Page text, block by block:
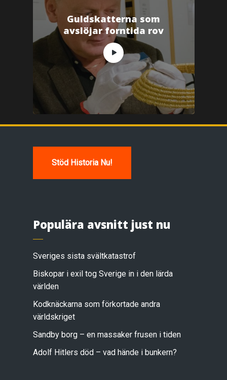
Guldskatterna som
avslöjar forntida rov
Stöd Historia Nu!
Populära avsnitt just nu
Sveriges sista svältkatastrof
Biskopar i exil tog Sverige in i den lärda
världen
Kodknäckarna som förkortade andra
världskriget
Sandby borg – en massaker frusen i tiden
Adolf Hitlers död – vad hände i bunkern?